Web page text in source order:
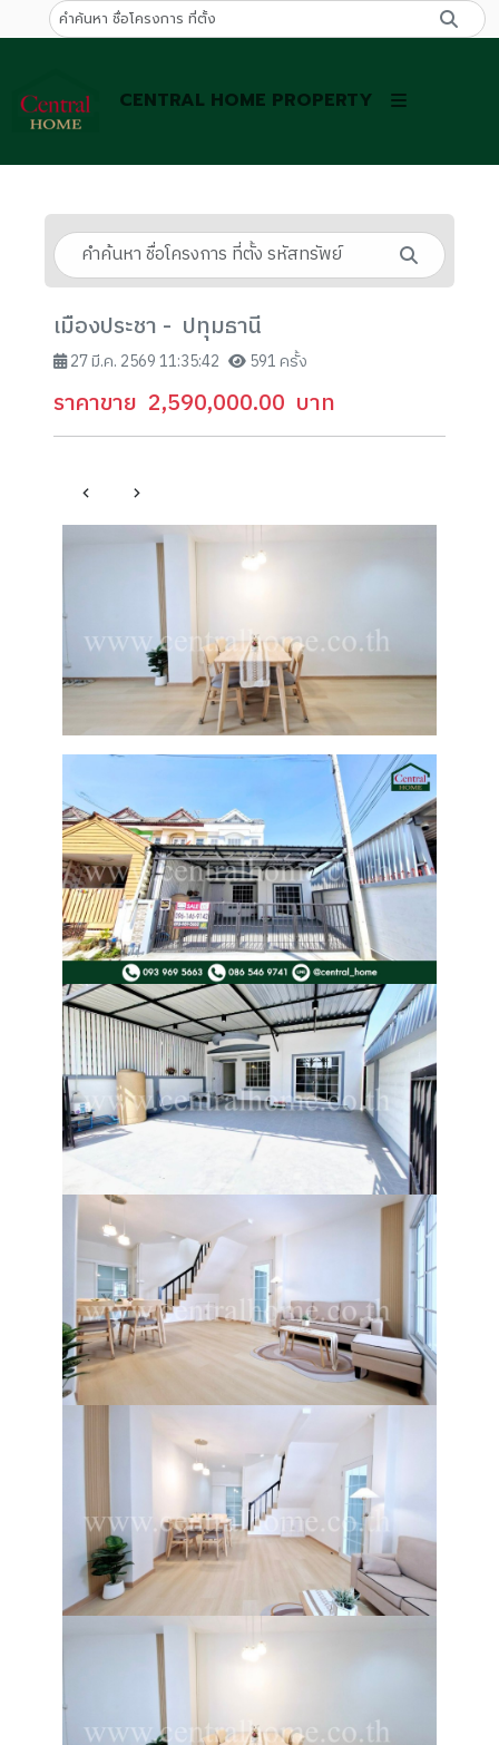
CENTRAL HOME PROPERTY
เมืองประชา - ปทุมธานี
27 มี.ค. 2569 11:35:42 591 ครั้ง
ราคาขาย 2,590,000.00 บาท